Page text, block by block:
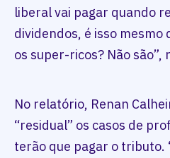
liberal vai pagar quando
dividendos, é isso mesmo
os super-ricos? Não são”,
No relatório, Renan
“residual” os casos de
terão que pagar o tributo.